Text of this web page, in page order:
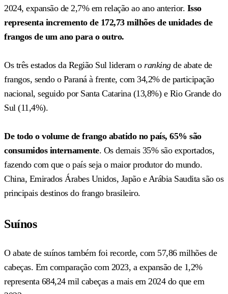
2024, expansão de 2,7% em relação ao ano anterior. Isso
representa incremento de 172,73 milhões de unidades de
frangos de um ano para o outro.
Os três estados da Região Sul lideram o rankingde abate de
frangos, sendo o Paraná à frente, com 34,2% de participação
nacional, seguido por Santa Catarina (13,8%) e Rio Grande do
Sul (11,4%).
De todo o volume de frango abatido no país, 65% são
consumidos internamente. Os demais 35% são exportados,
fazendo com que o país seja o maior produtor do mundo.
China, Emirados Árabes Unidos, Japão e Arábia Saudita são os
principais destinos do frango brasileiro.
Suínos
O abate de suínos também foi recorde, com 57,86 milhões de
cabeças. Em comparação com 2023, a expansão de 1,2%
representa 684,24 mil cabeças a mais em 2024 do que em